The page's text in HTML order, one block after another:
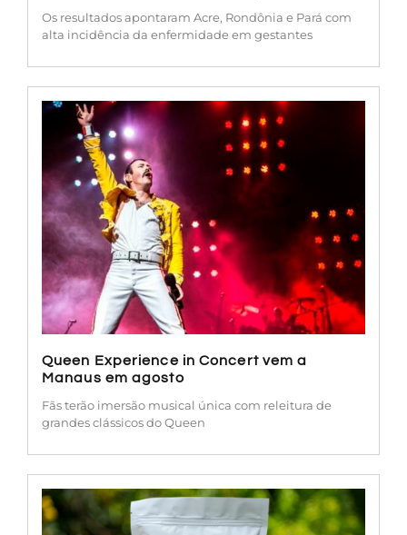
Os resultados apontaram Acre, Rondônia e Pará com
alta incidência da enfermidade em gestantes
Queen Experience in Concert vem a
Manaus em agosto
Fãs terão imersão musical única com releitura de
grandes clássicos do Queen